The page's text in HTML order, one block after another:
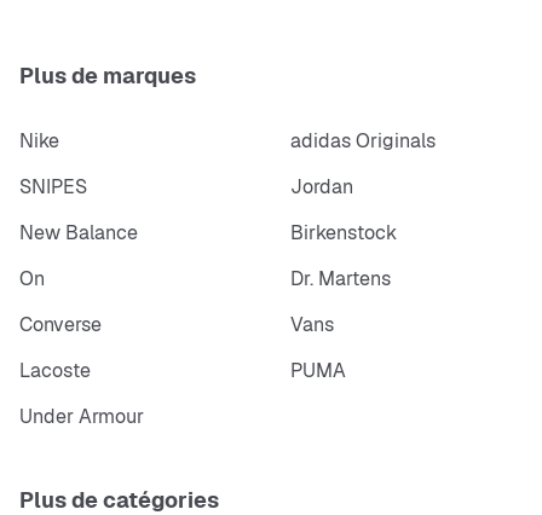
Plus de marques
Nike
adidas Originals
SNIPES
Jordan
New Balance
Birkenstock
On
Dr. Martens
Converse
Vans
Lacoste
PUMA
Under Armour
Plus de catégories